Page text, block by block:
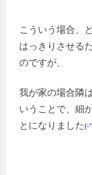
こういう場合、
はっきりさせる
のですが、
我が家の場合隣
いうことで、細
とになりました(-